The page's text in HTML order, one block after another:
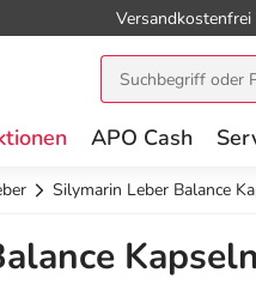
APO Cash
Silymarin Leber Balance